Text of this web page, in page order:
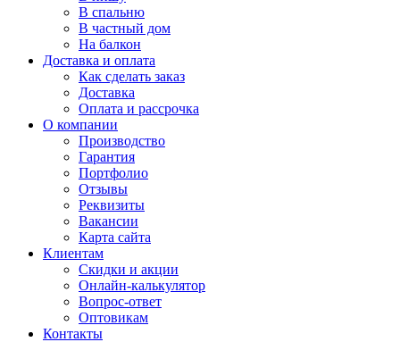
В спальню
В частный дом
На балкон
Доставка и оплата
Как сделать заказ
Доставка
Оплата и рассрочка
О компании
Производство
Гарантия
Портфолио
Отзывы
Реквизиты
Вакансии
Карта сайта
Клиентам
Скидки и акции
Онлайн-калькулятор
Вопрос-ответ
Оптовикам
Контакты